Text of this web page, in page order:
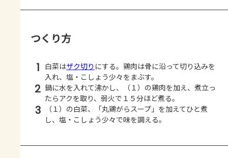
つくり方
1 白菜はザク切り にする。鶏肉は骨に沿って切り込みを
入れ、塩・こしょう少々をまぶす。
2 鍋に水を入れて沸かし、（１）の鶏肉を加え、煮立っ
たらアクを取り、弱火で１５分ほど煮る。
3
（１）の白菜、「丸鶏がらスープ」を加えてひと煮
し、塩・こしょう少々で味を調える。